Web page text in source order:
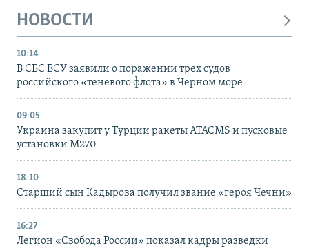
НОВОСТИ
10:14
В СБС ВСУ заявили о поражении трех судов
российского «теневого флота» в Черном море
09:05
Украина закупит у Турции ракеты ATACMS и пусковые
установки M270
18:10
Старший сын Кадырова получил звание «героя Чечни»
16:27
Легион «Свобода России» показал кадры разведки